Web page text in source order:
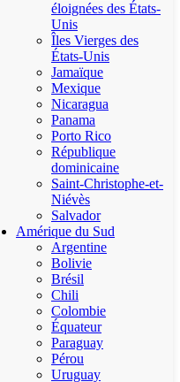
éloignées des États-
Unis
Îles Vierges des
États-Unis
Jamaïque
Mexique
Nicaragua
Panama
Porto Rico
République
dominicaine
Saint-Christophe-et-
Niévès
Salvador
Amérique du Sud
Argentine
Bolivie
Brésil
Chili
Colombie
Équateur
Paraguay
Pérou
Uruguay